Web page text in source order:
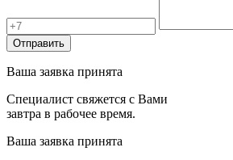
Отправить
Ваша заявка принята
Специалист свяжется с Вами
завтра в рабочее время.
Ваша заявка принята